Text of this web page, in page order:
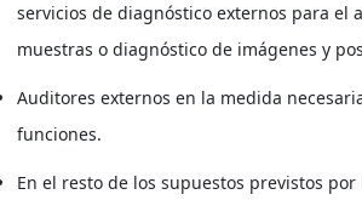
servicios de diagnóstico externos para el
muestras o diagnóstico de imágenes y
Auditores externos en la medida
funciones.
En el resto de los supuestos previstos